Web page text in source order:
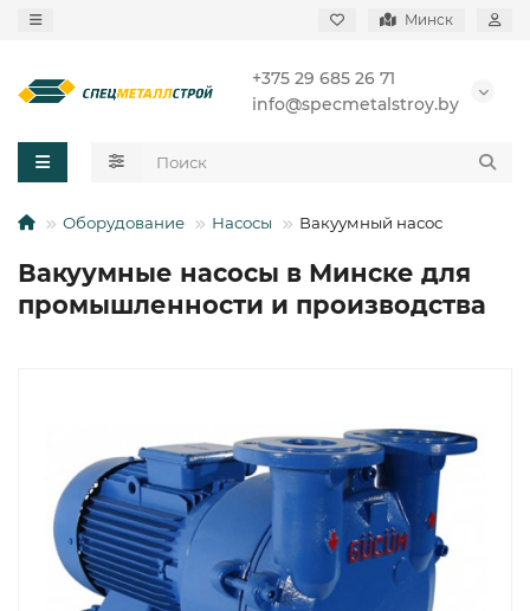
Минск
+375 29 685 26 71
info@specmetalstroy.by
Оборудование Насосы Вакуумный насос
Вакуумные насосы в Минске для
промышленности и производства